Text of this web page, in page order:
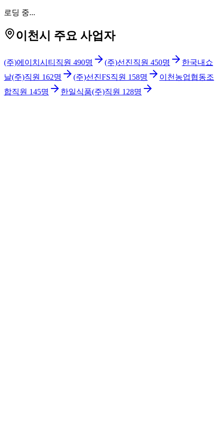
로딩 중...
이천시 주요 사업자
(주)에이치시티 직원 490명 (주)선진직원 450명
한국내쇼
날(주)직원 162명 (주)선진FS직원 158명
이천농업협동조
합직원 145명 한일식품(주)직원 128명